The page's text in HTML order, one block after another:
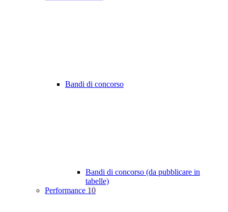
Bandi di concorso
Bandi di concorso (da pubblicare in
tabelle)
Performance 10